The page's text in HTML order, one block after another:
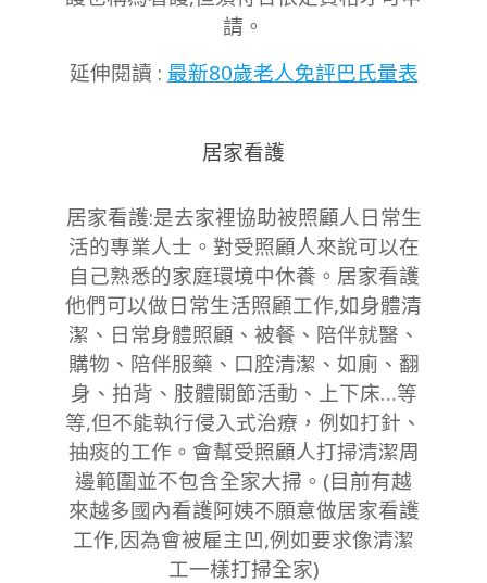
請。
延伸閱讀 : 最新80歲老人免評巴氏量表
居家看護
居家看護:是去家裡協助被照顧人日常生
活的專業人士。對受照顧人來說可以在
自己熟悉的家庭環境中休養。居家看護
他們可以做日常生活照顧工作,如身體清
潔、日常身體照顧、被餐、陪伴就醫、
購物、陪伴服藥、口腔清潔、如廁、翻
身、拍背、肢體關節活動、上下床…等
等,但不能執行侵入式治療，例如打針、
抽痰的工作。會幫受照顧人打掃清潔周
邊範圍並不包含全家大掃。(目前有越
來越多國內看護阿姨不願意做居家看護
工作,因為會被雇主凹,例如要求像清潔
工一樣打掃全家)